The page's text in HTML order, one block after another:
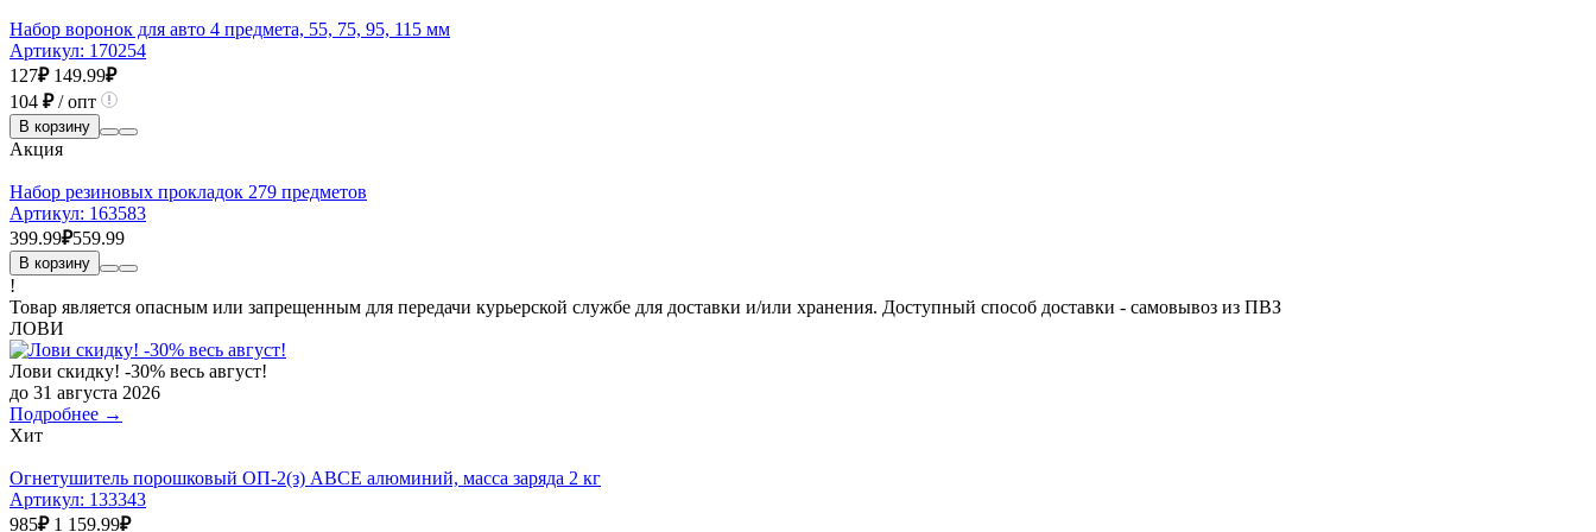
Набор воронок для авто 4 предмета, 55, 75, 95, 115 мм
Артикул: 170254
127₽ 149.99₽
104 ₽/ опт
В корзину
Акция
Набор резиновых прокладок 279 предметов
Артикул: 163583
399.99₽559.99
В корзину
!
Товар является опасным или запрещенным для передачи курьерской службе для доставки и/или хранения. Доступный способ доставки - самовывоз из ПВЗ
ЛОВИ
Лови скидку! -30% весь август!
до 31 августа 2026
Подробнее →
Хит
Огнетушитель порошковый ОП-2(з) АВСЕ алюминий, масса заряда 2 кг
Артикул: 133343
985₽ 1 159.99₽